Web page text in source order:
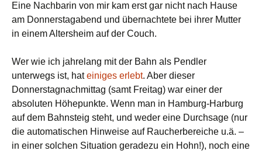
Eine Nachbarin von mir kam erst gar nicht nach Hause
am Donnerstagabend und übernachtete bei ihrer Mutter
in einem Altersheim auf der Couch.
Wer wie ich jahrelang mit der Bahn als Pendler
unterwegs ist, hateiniges erlebt. Aber dieser
Donnerstagnachmittag (samt Freitag) war einer der
absoluten Höhepunkte. Wenn man in Hamburg-Harburg
auf dem Bahnsteig steht, und weder eine Durchsage (nur
die automatischen Hinweise auf Raucherbereiche u.ä. –
in einer solchen Situation geradezu ein Hohn!), noch eine